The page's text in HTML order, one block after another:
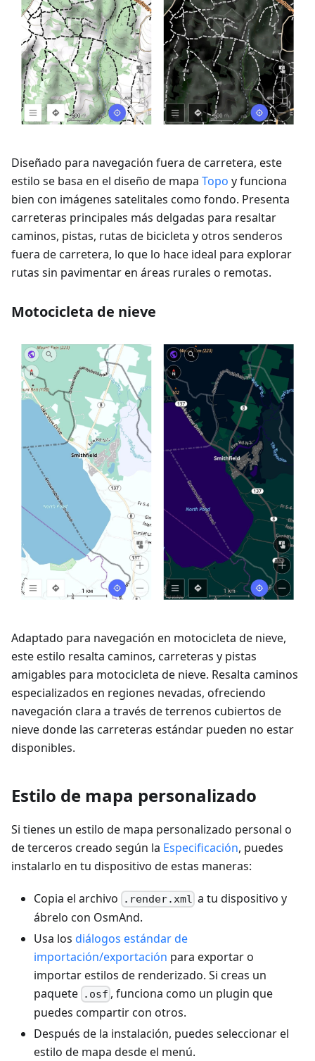
Diseñado para navegación fuera de carretera, este
estilo se basa en el diseño de mapa Topo y funciona
bien con imágenes satelitales como fondo. Presenta
carreteras principales más delgadas para resaltar
caminos, pistas, rutas de bicicleta y otros senderos
fuera de carretera, lo que lo hace ideal para explorar
rutas sin pavimentar en áreas rurales o remotas.
Motocicleta de nieve
Adaptado para navegación en motocicleta de nieve,
este estilo resalta caminos, carreteras y pistas
amigables para motocicleta de nieve. Resalta caminos
especializados en regiones nevadas, ofreciendo
navegación clara a través de terrenos cubiertos de
nieve donde las carreteras estándar pueden no estar
disponibles.
Estilo de mapa personalizado
Si tienes un estilo de mapa personalizado personal o
de terceros creado según la Especificación, puedes
instalarlo en tu dispositivo de estas maneras:
Copia el archivo .render.xml a tu dispositivo y
ábrelo con OsmAnd.
Usa los diálogos estándar de
importación/exportación para exportar o
importar estilos de renderizado. Si creas un
paquete .osf , funciona como un plugin que
puedes compartir con otros.
Después de la instalación, puedes seleccionar el
estilo de mapa desde el menú.